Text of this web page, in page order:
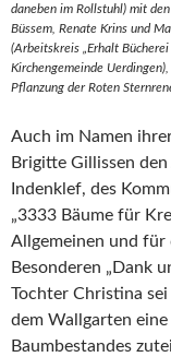
daneben im Rollstuhl) mit
Büssem, Renate Krins und
(Arbeitskreis „Erhalt
Kirchengemeinde
Pflanzung der Roten
Auch im Namen
Brigitte Gillissen
Indenklef, des
„3333 Bäume für
Allgemeinen und für
Besonderen „Dank
Tochter Christina
dem Wallgarten
Baumbestandes